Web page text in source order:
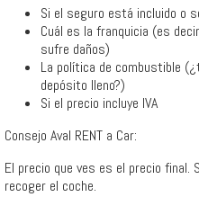
Si el seguro está incluido o
Cuál es la franquicia (es
sufre daños)
La política de combustible
depósito lleno?)
Si el precio incluye IVA
Consejo Aval RENT a Car:
El precio que ves es el precio
recoger el coche.